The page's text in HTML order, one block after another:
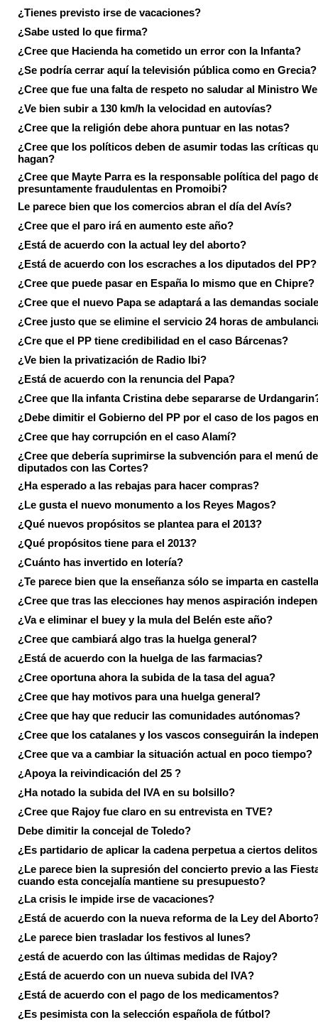
¿Tienes previsto irse de vacaciones?
¿Sabe usted lo que firma?
¿Cree que Hacienda ha cometido un error con la Infanta?
¿Se podría cerrar aquí la televisión pública como en Grecia?
¿Cree que fue una falta de respeto no saludar al Ministro
¿Ve bien subir a 130 km/h la velocidad en autovías?
¿Cree que la religión debe ahora puntuar en las notas?
¿Cree que los políticos deben de asumir todas las críticas
hagan?
¿Cree que Mayte Parra es la responsable política del pago
presuntamente fraudulentas en Promoibi?
Le parece bien que los comercios abran el día del Avís?
¿Cree que el paro irá en aumento este año?
¿Está de acuerdo con la actual ley del aborto?
¿Está de acuerdo con los escraches a los diputados del PP?
¿Cree que puede pasar en España lo mismo que en Chipre?
¿Cree que el nuevo Papa se adaptará a las demandas
¿Cree justo que se elimine el servicio 24 horas de
¿Cre que el PP tiene credibilidad en el caso Bárcenas?
¿Ve bien la privatización de Radio Ibi?
¿Está de acuerdo con la renuncia del Papa?
¿Cree que lla infanta Cristina debe separarse de
¿Debe dimitir el Gobierno del PP por el caso de los pagos
¿Cree que hay corrupción en el caso Alamí?
¿Cree que debería suprimirse la subvención para el menú
diputados con las Cortes?
¿Ha esperado a las rebajas para hacer compras?
¿Le gusta el nuevo monumento a los Reyes Magos?
¿Qué nuevos propósitos se plantea para el 2013?
¿Qué propósitos tiene para el 2013?
¿Cuánto has invertido en lotería?
¿Te parece bien que la enseñanza sólo se imparta en
¿Cree que tras las elecciones hay menos aspiración
¿Va e eliminar el buey y la mula del Belén este año?
¿Cree que cambiará algo tras la huelga general?
¿Está de acuerdo con la huelga de las farmacias?
¿Cree oportuna ahora la subida de la tasa del agua?
¿Cree que hay motivos para una huelga general?
¿Cree que hay que reducir las comunidades autónomas?
¿Cree que los catalanes y los vascos conseguirán la
¿Cree que va a cambiar la situación actual en poco tiempo?
¿Apoya la reivindicación del 25 ?
¿Ha notado la subida del IVA en su bolsillo?
¿Cree que Rajoy fue claro en su entrevista en TVE?
Debe dimitir la concejal de Toledo?
¿Es partidario de aplicar la cadena perpetua a ciertos
¿Le parece bien la supresión del concierto previo a las
cuando esta concejalía mantiene su presupuesto?
¿La crisis le impide irse de vacaciones?
¿Está de acuerdo con la nueva reforma de la Ley del
¿Le parece bien trasladar los festivos al lunes?
¿está de acuerdo con las últimas medidas de Rajoy?
¿Está de acuerdo con un nueva subida del IVA?
¿Está de acuerdo con el pago de los medicamentos?
¿Es pesimista con la selección española de fútbol?